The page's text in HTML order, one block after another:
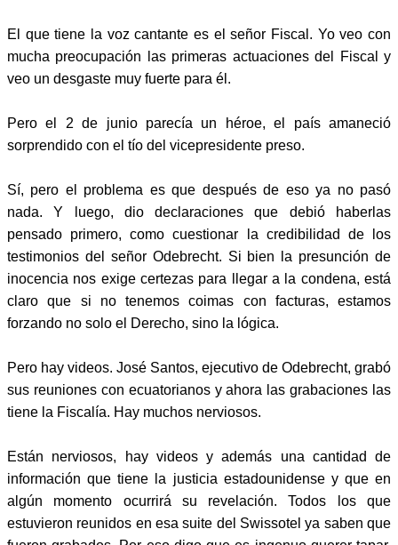
El que tiene la voz cantante es el señor Fiscal. Yo veo con
mucha preocupación las primeras actuaciones del Fiscal y
veo un desgaste muy fuerte para él.
Pero el 2 de junio parecía un héroe, el país amaneció
sorprendido con el tío del vicepresidente preso.
Sí, pero el problema es que después de eso ya no pasó
nada. Y luego, dio declaraciones que debió haberlas
pensado primero, como cuestionar la credibilidad de los
testimonios del señor Odebrecht. Si bien la presunción de
inocencia nos exige certezas para llegar a la condena, está
claro que si no tenemos coimas con facturas, estamos
forzando no solo el Derecho, sino la lógica.
Pero hay videos. José Santos, ejecutivo de Odebrecht, grabó
sus reuniones con ecuatorianos y ahora las grabaciones las
tiene la Fiscalía. Hay muchos nerviosos.
Están nerviosos, hay videos y además una cantidad de
información que tiene la justicia estadounidense y que en
algún momento ocurrirá su revelación. Todos los que
estuvieron reunidos en esa suite del Swissotel ya saben que